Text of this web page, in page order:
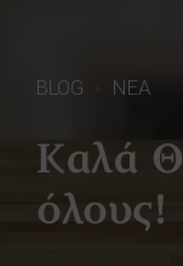
BLOG ΝΕΑ
Καλά
όλους!